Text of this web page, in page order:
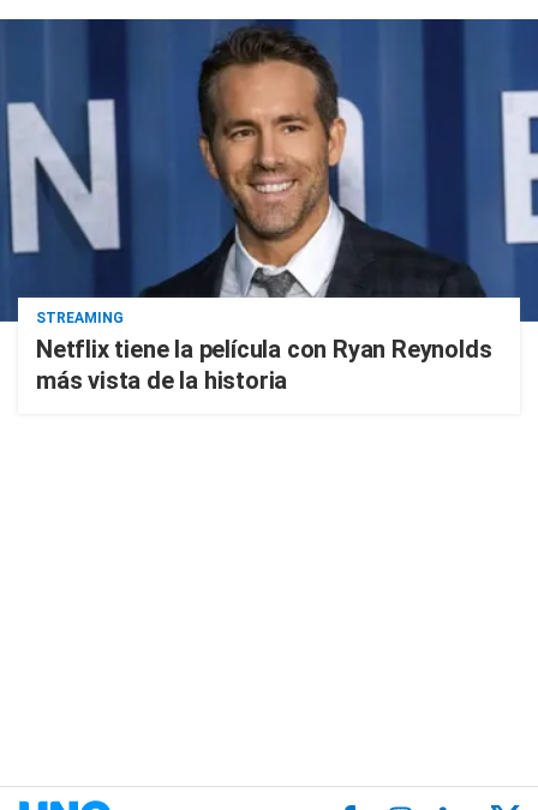
STREAMING
Netflix tiene la película con Ryan Reynolds
más vista de la historia